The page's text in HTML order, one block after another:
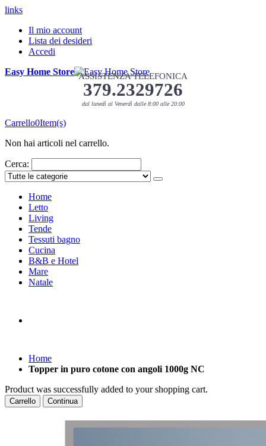
links
Il mio account
Lista dei desideri
Accedi
Easy Home Store ASSISTENZA TELEFONICA
379.2329726
dal lunedì al Venerdì dalle 8:00 alle 20:00
Carrello0Item(s)
Non hai articoli nel carrello.
Cerca:
Home
Letto
Living
Tende
Tessuti bagno
Cucina
B&B e Hotel
Mare
Natale
Home
Topper in puro cotone con angoli 1000g NC
Product was successfully added to your shopping cart.
Carrello Continua